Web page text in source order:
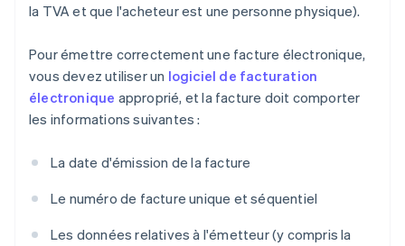
la TVA et que l'acheteur est une personne physique).
Pour émettre correctement une facture électronique,
vous devez utiliser un logiciel de facturation
électronique approprié, et la facture doit comporter
les informations suivantes :
La date d'émission de la facture
Le numéro de facture unique et séquentiel
Les données relatives à l'émetteur (y compris la